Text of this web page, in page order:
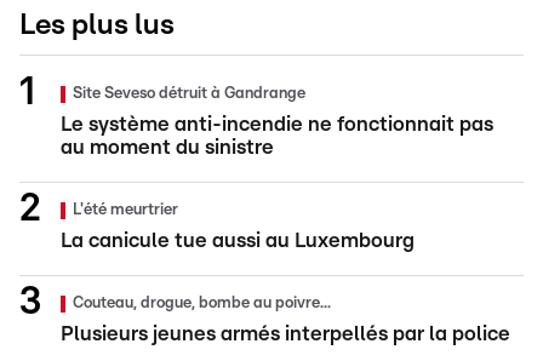
Les plus lus
Site Seveso détruit à Gandrange
Le système anti-incendie ne fonctionnait pas
au moment du sinistre
L'été meurtrier
La canicule tue aussi au Luxembourg
Couteau, drogue, bombe au poivre...
Plusieurs jeunes armés interpellés par la police